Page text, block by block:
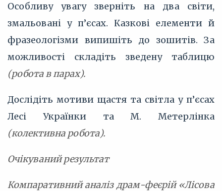
Особливу увагу зверніть на два світи,
змальовані у п’єсах. Казкові елементи й
фразеологізми випишіть до зошитів. За
можливості складіть зведену таблицю
(робота в парах).
Дослідіть мотиви щастя та світла у п’єсах
Лесі Українки та М. Метерлінка
(колективна робота).
Очікуваний результат
Компаративний аналіз драм-феєрій «Лісова